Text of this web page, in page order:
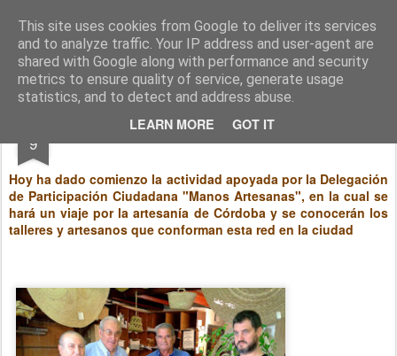
This site uses cookies from Google to deliver its services
and to analyze traffic. Your IP address and user-agent are
shared with Google along with performance and security
metrics to ensure quality of service, generate usage
statistics, and to detect and address abuse.
LEARN MORE GOT IT
entreCulturas Gestión Cultural
Pages
9 Manos Artesanas - Visitas 01
Hoy ha dado comienzo la actividad apoyada por la Delegación
de Participación Ciudadana "Manos Artesanas", en la cual se
hará un viaje por la artesanía de Córdoba y se conocerán los
talleres y artesanos que conforman esta red en la ciudad